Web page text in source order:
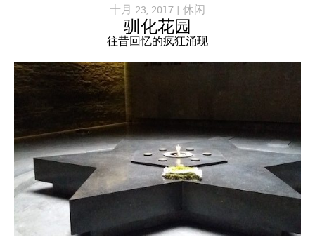
十月 23, 2017 | 休闲
驯化花园
往昔回忆的疯狂涌现